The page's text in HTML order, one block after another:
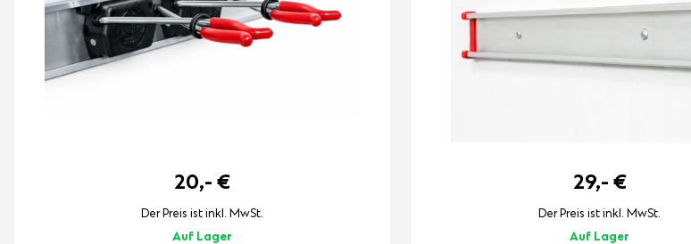
20,-€
Der Preis ist inkl. MwSt.
Auf Lager
29,- €
Der Preis ist inkl. MwSt.
Auf Lager